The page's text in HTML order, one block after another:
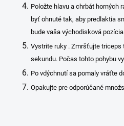
Položte hlavu a chrbát horných
byť ohnuté tak, aby predlaktia
bude vaša východisková pozícia.
Vystrite ruky . Zmršťujte triceps
sekundu. Počas tohto pohybu
Po vdýchnutí sa pomaly vráťte
Opakujte pre odporúčané